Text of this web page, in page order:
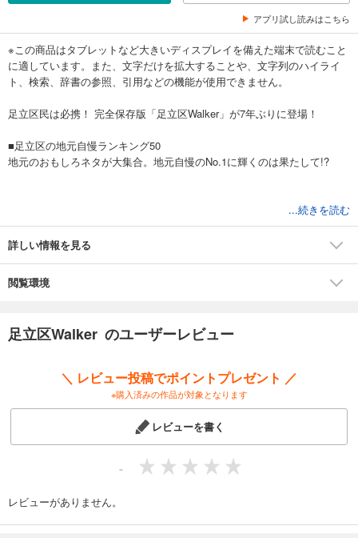
アプリ試し読みはこちら
※この商品はタブレットなど大きいディスプレイを備えた端末で読むこと
に適しています。また、文字だけを拡大することや、文字列のハイライ
ト、検索、辞書の参照、引用などの機能が使用できません。
足立区民は必携！ 完全保存版「足立区Walker」が7年ぶりに登場！
■足立区の地元自慢ランキング50
地元のおもしろネタが大集合。地元自慢のNo.1に輝くのは果たして!?
足立区は北千住だけじゃない。個性豊かな7つのタウンのいい店、おもし
ろ施設を巡る。
西新井／ほっこりカフェ、梅島／スポーツでリフレッシュ、五反野／の
■北千住 大衆酒場の真髄
■下町の隠れ家で過ごすひと時
近年おしゃれなバル、カフェ、ビストロが増えている足立区。大人が楽
しめる、隠れ家風の店をピックアップ。
■行きつけにしたい料理店
フレンチ、イタリアン、和食、中華、ラーメンなど地元民が通う本当に
■大人の社会科見学
地元企業に潜入。東京メトロ綾瀬車両基地など。
...続きを読む
詳しい情報を見る
閲覧環境
足立区Walker のユーザーレビュー
＼ レビュー投稿でポイントプレゼント ／
※購入済みの作品が対象となります
レビューを書く
-
レビューがありません。